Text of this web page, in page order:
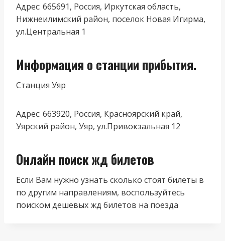
Адрес: 665691, Россия, Иркутская область,
Нижнеилимский район, поселок Новая Игирма,
ул.Центральная 1
Информация о станции прибытия.
Станция Уяр
Адрес: 663920, Россия, Красноярский край,
Уярский район, Уяр, ул.Привокзальная 12
Онлайн поиск жд билетов
Если Вам нужно узнать сколько стоят билеты в
по другим направлениям, воспользуйтесь
поиском дешевых жд билетов на поезда